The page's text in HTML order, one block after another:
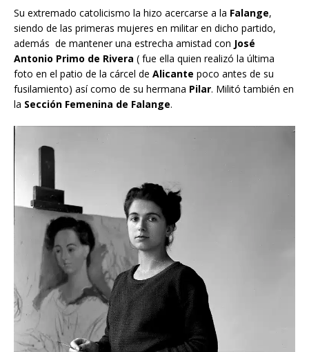
Su extremado catolicismo la hizo acercarse a la Falange,
siendo de las primeras mujeres en militar en dicho partido,
además de mantener una estrecha amistad con José
Antonio Primo de Rivera ( fue ella quien realizó la última
foto en el patio de la cárcel de Alicante poco antes de su
fusilamiento) así como de su hermana Pilar. Militó también en
la Sección Femenina de Falange.